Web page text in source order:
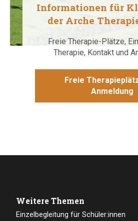
Informationen für
der Arche
Freie Therapie-Plätze,
Therapie, Kontakt und
Freie
Anmeldung
Weitere Themen
Einzelbegleitung für Schüler:innen